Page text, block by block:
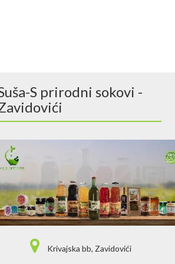
S prirodni sokovi -
Krivajska bb, Zavidovići